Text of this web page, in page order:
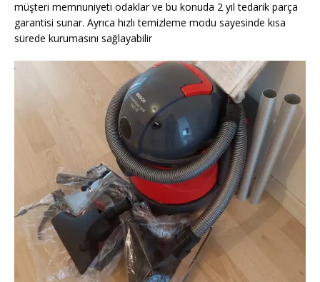
müşteri memnuniyeti odaklar ve bu konuda 2 yıl tedarik parça
garantisi sunar. Ayrıca hızlı temizleme modu sayesinde kısa
sürede kurumasını sağlayabilir